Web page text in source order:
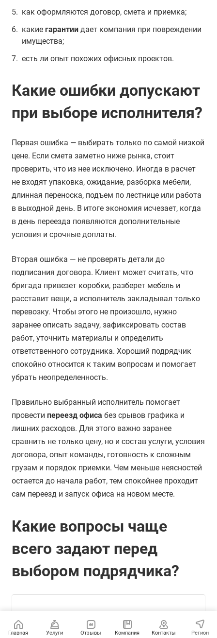
как оформляются договор, смета и приемка;
какие гарантии дает компания при повреждении
имущества;
есть ли опыт похожих офисных проектов.
Какие ошибки допускают
при выборе исполнителя?
Первая ошибка — выбирать только по самой низкой
цене. Если смета заметно ниже рынка, стоит
проверить, что из нее исключено. Иногда в расчет
не входят упаковка, ожидание, разборка мебели,
длинная переноска, подъем по лестнице или работа
в выходной день. В итоге экономия исчезает, когда
в день переезда появляются дополнительные
условия и срочные доплаты.
Вторая ошибка — не проверять детали до
подписания договора. Клиент может считать, что
бригада привезет коробки, разберет мебель и
расставит вещи, а исполнитель закладывал только
перевозку. Чтобы этого не произошло, нужно
заранее описать задачу, зафиксировать состав
работ, уточнить материалы и определить
ответственного сотрудника. Хороший подрядчик
спокойно относится к таким вопросам и помогает
убрать неопределенность.
Правильно выбранный исполнитель помогает
провести переезд офиса без срывов графика и
лишних расходов. Для этого важно заранее
сравнить не только цену, но и состав услуги, условия
договора, опыт команды, готовность к сложным
грузам и порядок приемки. Чем меньше неясностей
остается до начала работ, тем спокойнее проходит
сам переезд и запуск офиса на новом месте.
Какие вопросы чаще
всего задают перед
выбором подрядчика?
подрядчика без личной
Главная Услуги Отзывы Компания Контакты Регион